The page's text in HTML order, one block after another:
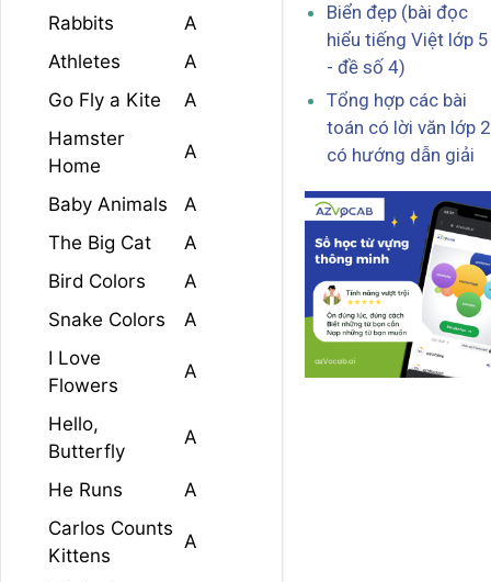
Rabbits
A
Athletes
A
Go Fly a Kite
A
Hamster
Home
A
Baby Animals
A
The Big Cat
A
Bird Colors
A
Snake Colors
A
I Love
Flowers
A
Hello,
Butterfly
A
He Runs
A
Carlos Counts
Kittens
A
Biển đẹp (bài đọc
hiểu tiếng Việt lớp 5
- đề số 4)
Tổng hợp các bài
toán có lời văn lớp 2
có hướng dẫn giải